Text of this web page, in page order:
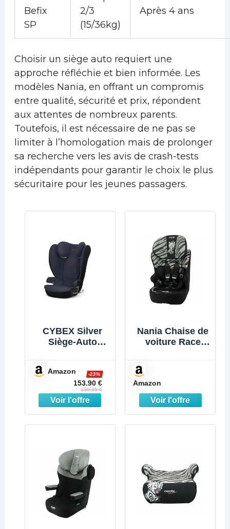
Befix
SP
2/3
(15/36kg)
Après 4 ans
Choisir un siège auto requiert une
approche réfléchie et bien informée. Les
modèles Nania, en offrant un compromis
entre qualité, sécurité et prix, répondent
aux attentes de nombreux parents.
Toutefois, il est nécessaire de ne pas se
limiter à l’homologation mais de prolonger
sa recherche vers les avis de crash-tests
indépendants pour garantir le choix le plus
sécuritaire pour les jeunes passagers.
CYBEX Silver
Siège-Auto
boissons inclus,
pour Voitures
avec ou sans
ISOFIX, de 15 à
50 kg env., de 3
à 12 ans env.,
Amazon
153.90 €
-23%
199.95 €
Nania Chaise de
voiture Race
Amazon